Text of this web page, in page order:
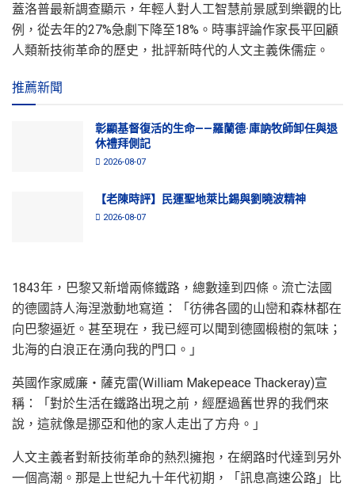
蓋洛普最新調查顯示，年輕人對人工智慧前景感到樂觀的比
例，從去年的27%急劇下降至18%。時事評論作家長平回顧
人類新技術革命的歷史，批評新時代的人文主義侏儒症。
推薦新聞
彰顯基督復活的生命——羅蘭德·庫訥牧師卸任與退
休禮拜側記
2026-08-07
【老陳時評】民運聖地萊比錫與劉曉波精神
2026-08-07
1843年，巴黎又新增兩條鐵路，總數達到四條。流亡法國
的德國詩人海涅激動地寫道：「彷彿各國的山巒和森林都在
向巴黎逼近。甚至現在，我已經可以聞到德國椴樹的氣味；
北海的白浪正在湧向我的門口。」
英國作家威廉‧薩克雷(William Makepeace Thackeray)宣
稱：「對於生活在鐵路出現之前，經歷過舊世界的我們來
說，這就像是挪亞和他的家人走出了方舟。」
人文主義者對新技術革命的熱烈擁抱，在網路时代達到另外
一個高潮。那是上世紀九十年代初期，「訊息高速公路」比